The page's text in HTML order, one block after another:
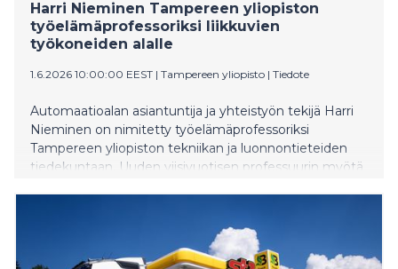
Harri Nieminen Tampereen yliopiston
työelämäprofessoriksi liikkuvien
työkoneiden alalle
1.6.2026 10:00:00 EEST | Tampereen yliopisto | Tiedote
Automaatioalan asiantuntija ja yhteistyön tekijä Harri
Nieminen on nimitetty työelämäprofessoriksi
Tampereen yliopiston tekniikan ja luonnontieteiden
tiedekuntaan. Uuden viisivuotisen professuurin myötä
yliopistoon siirtyvä Nieminen aloittaa uudessa
roolissaan 1. kesäkuuta 2026.